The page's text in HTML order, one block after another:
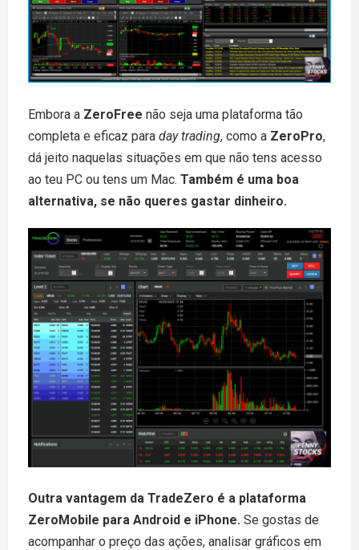
Embora a ZeroFree não seja uma plataforma tão
completa e eficaz para day trading, como a ZeroPro,
dá jeito naquelas situações em que não tens acesso
ao teu PC ou tens um Mac. Também é uma boa
alternativa, se não queres gastar dinheiro.
Outra vantagem da TradeZero é a plataforma
ZeroMobile para Android e iPhone. Se gostas de
acompanhar o preço das ações, analisar gráficos em